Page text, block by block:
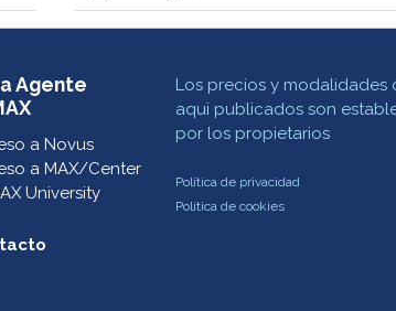
Agente
a Novus
a MAX/Center
University
Los precios y modalidades
aqui publicados son
por los propietarios
Política de privacidad
Política de cookies